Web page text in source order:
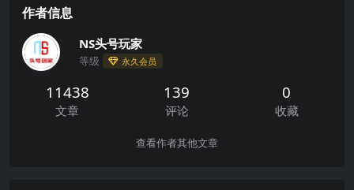
作者信息
NS头号玩家
等级 永久会员
11438
文章
139
评论
0
收藏
查看作者其他文章